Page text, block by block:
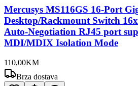
Mercusys MS116GS 16-Port
Desktop/Rackmount Switch
Auto-Negotiation RJ45 port
MDI/MDIX Isolation Mode
110,00KM
Brza dostava